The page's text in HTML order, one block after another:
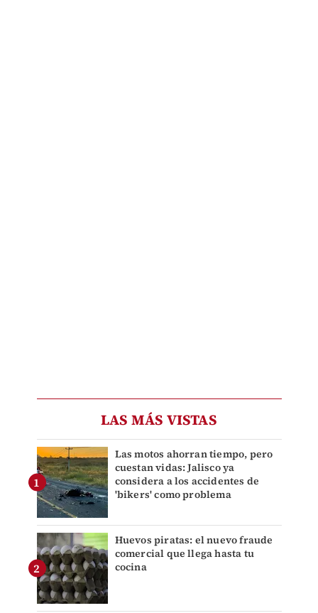
LAS MÁS VISTAS
Las motos ahorran tiempo, pero
cuestan vidas: Jalisco ya
considera a los accidentes de
'bikers' como problema
Huevos piratas: el nuevo fraude
comercial que llega hasta tu
cocina